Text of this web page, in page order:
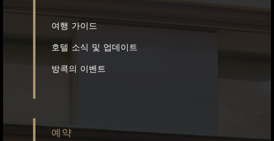
여행 가이드
호텔 소식 및 업데이트
방콕의 이벤트
예약